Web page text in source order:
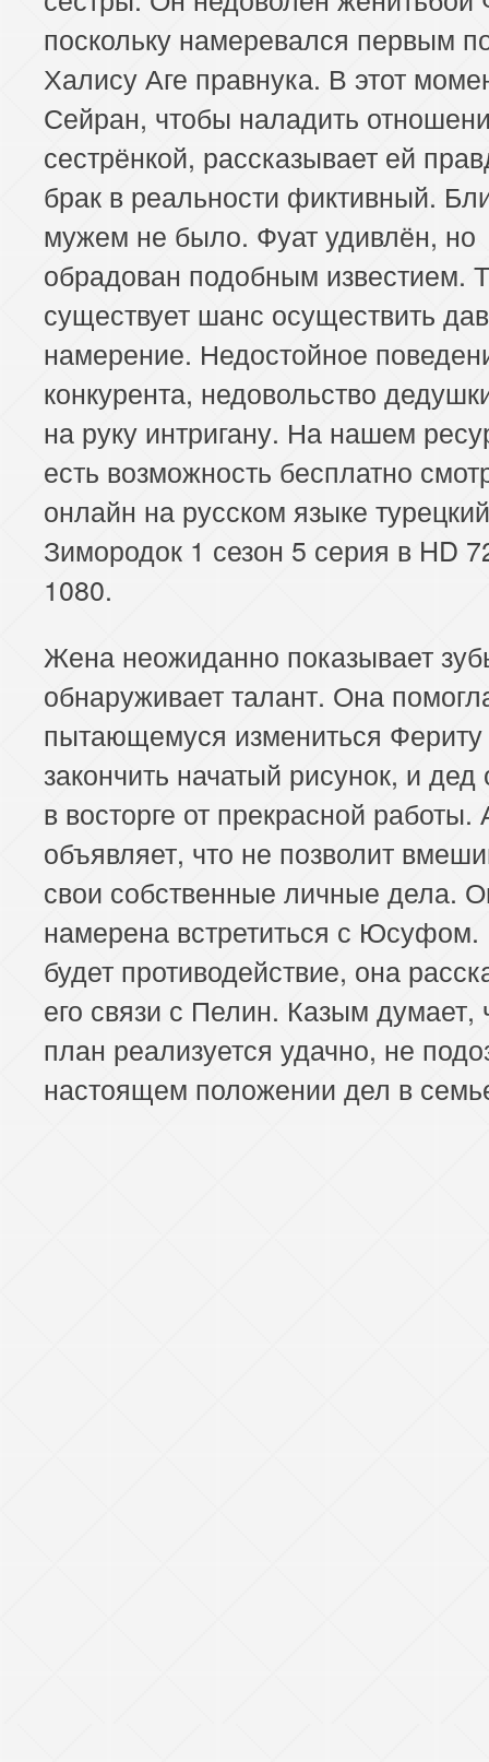
поскольку намеревался первым
Халису Аге правнука. В этот
Сейран, чтобы наладить
сестрёнкой, рассказывает ей
брак в реальности фиктивный.
мужем не было. Фуат удивлён, но
обрадован подобным известием.
существует шанс осуществить
намерение. Недостойное
конкурента, недовольство
на руку интригану. На нашем
есть возможность бесплатно
онлайн на русском языке
Зимородок 1 сезон 5 серия в HD
1080.
Жена неожиданно показывает
обнаруживает талант. Она
пытающемуся измениться Фериту
закончить начатый рисунок, и дед
в восторге от прекрасной работы.
объявляет, что не позволит
свои собственные личные дела.
намерена встретиться с
будет противодействие, она
его связи с Пелин. Казым думает,
план реализуется удачно, не
настоящем положении дел в